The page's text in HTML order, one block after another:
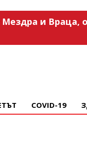
и Враца,
COVID-19